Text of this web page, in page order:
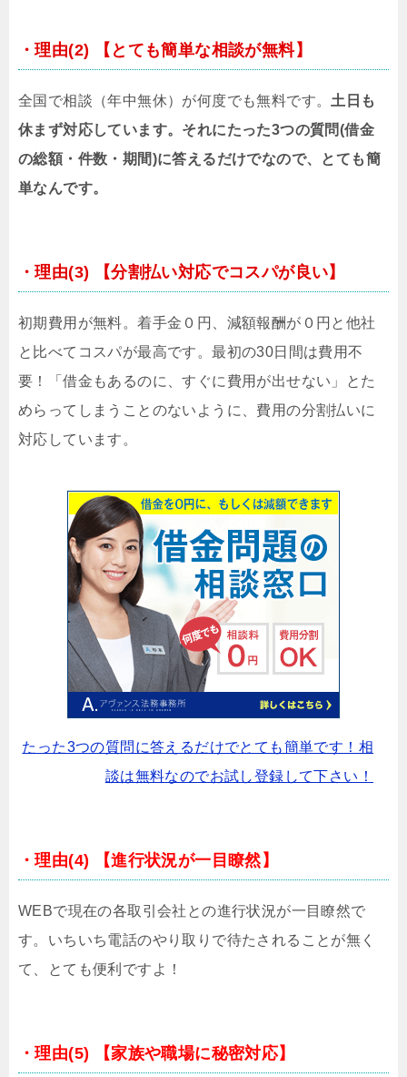
・理由(2) 【とても簡単な相談が無料】
全国で相談（年中無休）が何度でも無料です。 土日も
休まず対応しています。それにたった3つの質問(借金
の総額・件数・期間)に答えるだけでなので、とても簡
単なんです。
・理由(3) 【分割払い対応でコスパが良い】
初期費用が無料。着手金０円、減額報酬が０円と他社
と比べてコスパが最高です。最初の30日間は費用不
要！「借金もあるのに、すぐに費用が出せない」とた
めらってしまうことのないように、費用の分割払いに
対応しています。
たった3つの質問に答えるだけでとても簡単です！相
談は無料なのでお試し登録して下さい！
・理由(4) 【進行状況が一目瞭然】
WEBで現在の各取引会社との進行状況が一目瞭然で
す。いちいち電話のやり取りで待たされることが無く
て、とても便利ですよ！
・理由(5) 【家族や職場に秘密対応】